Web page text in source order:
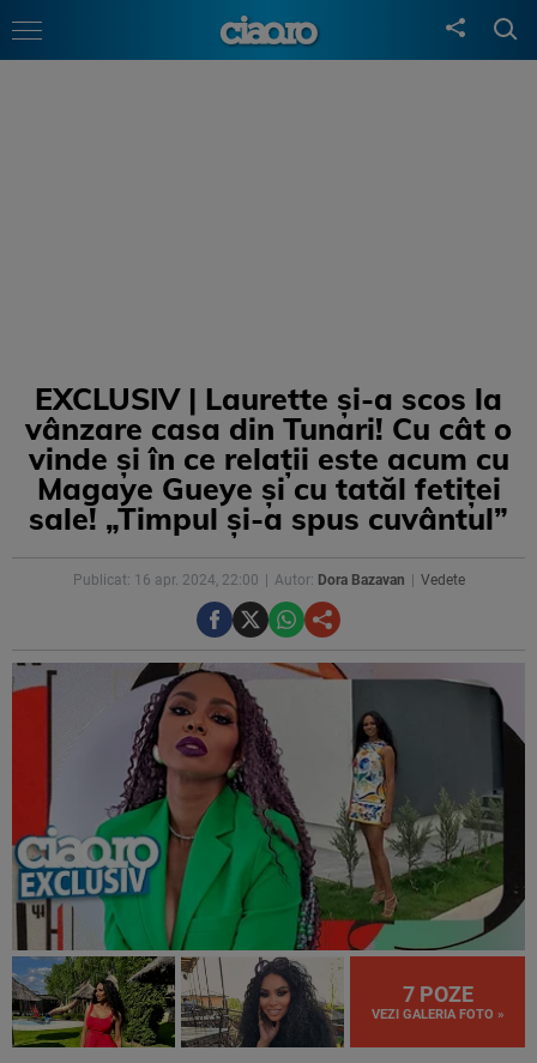
EXCLUSIV | Laurette și-a scos la
vânzare casa din Tunari! Cu cât o
vinde și în ce relații este acum cu
Magaye Gueye și cu tatăl fetiței
sale! „Timpul și-a spus cuvântul”
Publicat: 16 apr. 2024, 22:00 Autor: Dora Bazavan Vedete
7 POZE
VEZI GALERIA FOTO »